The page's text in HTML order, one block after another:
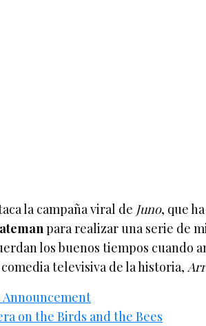
la campaña viral de Juno, que
para realizar una serie de
los buenos tiempos cuando
televisiva de la historia,
Announcement
on the Birds and the Bees